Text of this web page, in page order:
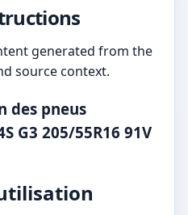
generated from the
source context.
des pneus
G3 205/55R16 91V